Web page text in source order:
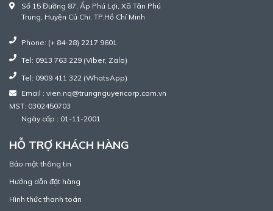
Số 15 Đường 87, Ấp Phú Lợi, Xã Tân Phú
Trung, Huyện Củ Chi, TP.Hồ Chí Minh
Phone: (+ 84-28) 2217 9601
Tel: 0913 763 229 (Viber, Zalo)
Tel: 0909 411 322 (WhatsApp)
Email : vien.nq@trungnguyencorp.com.vn
MST: 0302450703
Ngày cấp : 01-11-2001
HỖ TRỢ KHÁCH HÀNG
Bảo mật thông tin
Hướng dẫn đặt hàng
Hình thức thanh toán